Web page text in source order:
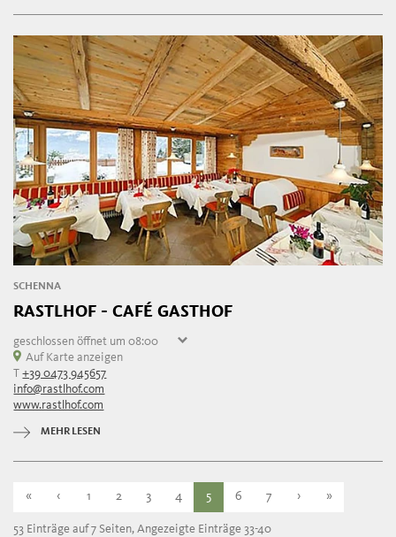
Freitag
06:30 - 01:00
SCHENNA
RASTLHOF - CAFÉ GASTHOF
geschlossen öffnet um 08:00
Samstag
08:00 - 23:00
Sonntag
Montag
Dienstag
Mittwoch
Freitag
08:00 - 23:00
Auf Karte anzeigen
T+39 0473 945657
info@rastlhof.com
www.rastlhof.com
MEHR LESEN
« ‹ 1 2 3 4 5 6 7 › »
53 Einträge auf 7 Seiten, Angezeigte Einträge 33-40